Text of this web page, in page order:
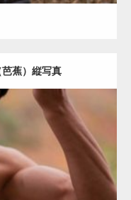
蕉）縦写真
細マッチョ) 上腕二頭筋